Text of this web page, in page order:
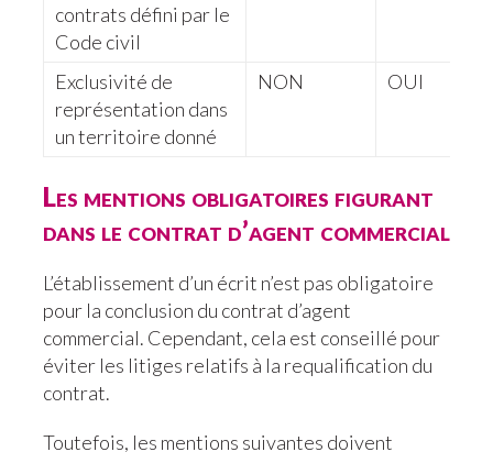
contrats défini par le
Code civil
Exclusivité de
représentation dans
un territoire donné
NON OUI
Les mentions obligatoires figurant
dans le contrat d’agent commercial
L’établissement d’un écrit n’est pas obligatoire
pour la conclusion du contrat d’agent
commercial. Cependant, cela est conseillé pour
éviter les litiges relatifs à la requalification du
contrat.
Toutefois, les mentions suivantes doivent